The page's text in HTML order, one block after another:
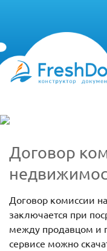
Договор
Договор комиссии
заключается при
между продавцом и
сервисе можно